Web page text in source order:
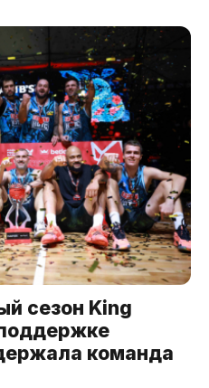
сезон King
команда